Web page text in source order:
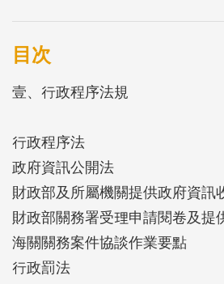
會議解釋計有706、754及757號3
總計有30號與海關業務相涉之解
目次
壹、行政程序法規
行政程序法
政府資訊公開法
財政部及所屬機關提供政府資訊
財政部關務署受理申請閱卷及提
海關關務案件協談作業要點
行政罰法